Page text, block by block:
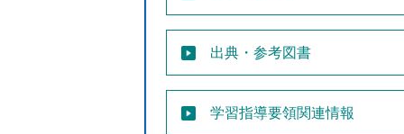
出典・参考図書
学習指導要領関連情報